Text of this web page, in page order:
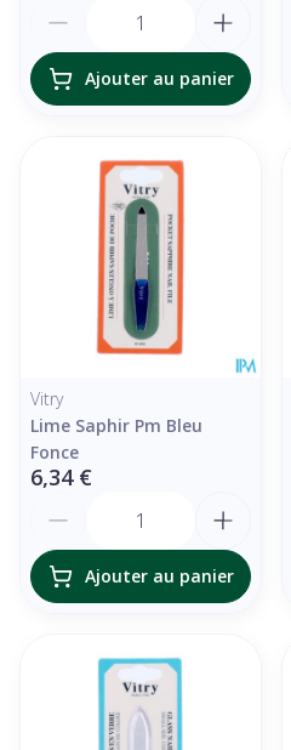
Ajouter au panier
Vitry
Lime Saphir Pm Bleu
Fonce
6,34 €
Ajouter au panier